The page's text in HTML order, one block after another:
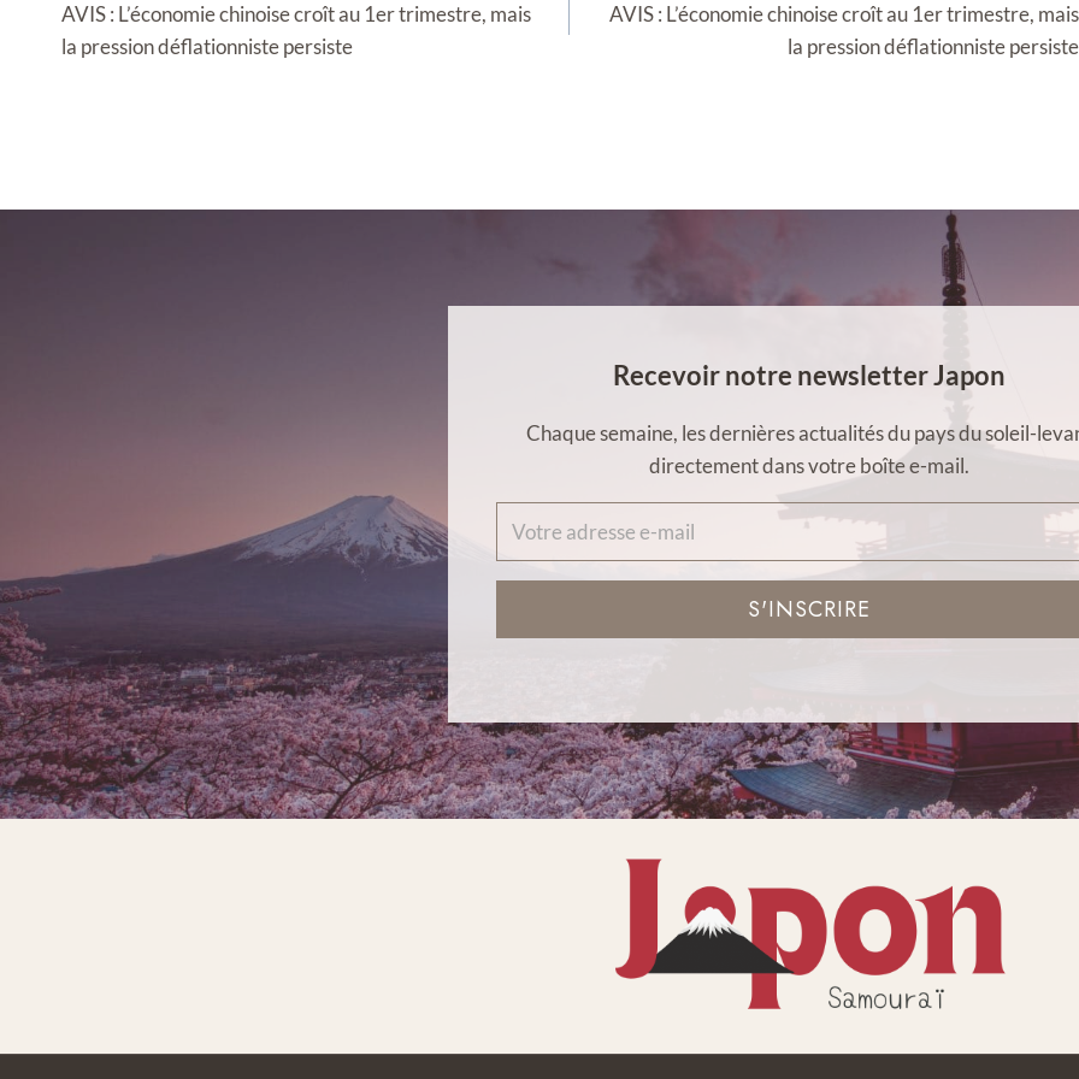
l’article
AVIS : L’économie chinoise croît au 1er trimestre, mais
la pression déflationniste persiste
AVIS : L’économie chinoise croît au 1er trimestre, mais
la pression déflationniste persiste
Recevoir notre newsletter Japon
Chaque semaine, les dernières actualités du pays du soleil-
directement dans votre boîte e-mail.
S'INSCRIRE